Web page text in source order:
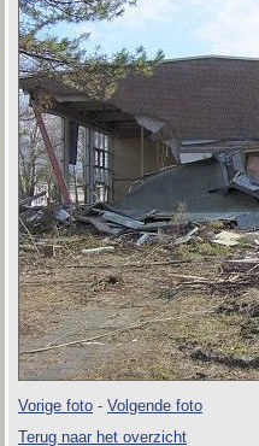
Vorige foto - Volgende foto
Terug naar het overzicht